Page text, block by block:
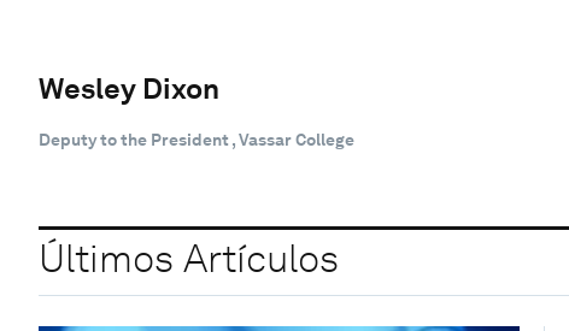
Wesley Dixon
Deputy to the President , Vassar College
Últimos Artículos